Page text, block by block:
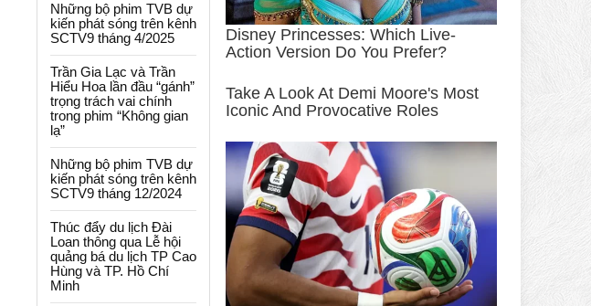
Những bộ phim TVB dự
kiến phát sóng trên kênh
SCTV9 tháng 4/2025
Trần Gia Lạc và Trần
Hiểu Hoa lần đầu “gánh”
trọng trách vai chính
trong phim “Không gian
lạ”
Những bộ phim TVB dự
kiến phát sóng trên kênh
SCTV9 tháng 12/2024
Thúc đẩy du lịch Đài
Loan thông qua Lễ hội
quảng bá du lịch TP Cao
Hùng và TP. Hồ Chí
Minh